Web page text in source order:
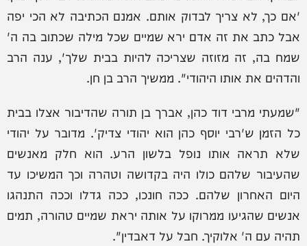
'אם כך, לא צריך לבדוק אותם. אמנם הכתיבה לא הכי יפה
אבל כתב את זה אדם ירא שמיים שכל מילה שכתוב בה ה'
שמח בה, זה מזוזה שצריכה להיות בבית שלך', ענה הרב
והדהים את אותו היהודי". ממשיך הרב בן חן.
"שמעתי מרבי דוד כהן, אברך בן תורה שהדיבור אצלו בבית
כל הזמן ש'רבי יוסף כהן הוא יהודי צדיק'. מדובר על יהודי
שלא תראה אותו נופל בלשון הרע. הוא חלק מאנשים
שהעיבור שלהם כולו היה בקדושה וטהרה וכך המשיכו עד
היום האחרון שלהם. ככה חונכו, ככה גדלו וככה התנהגו
אנשים שהגיעו ממרוקו על אותה יראת שמיים טהורה, תמים
תהיה עם ה' אלוקיך. חבל על דאבדין".